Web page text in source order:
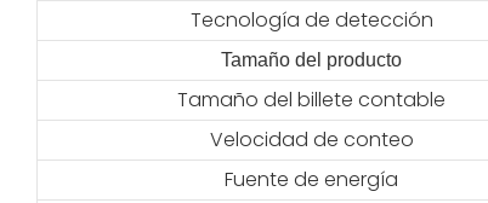
Tecnología de detección
Tamaño del producto
Tamaño del billete contable
Velocidad de conteo
Fuente de energía